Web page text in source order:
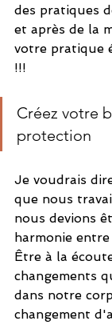
des pratiques
et après de la
votre pratique
!!!
Créez votre
protection
Je voudrais
que nous
nous devions
harmonie
Être à la
changements
dans notre
changement